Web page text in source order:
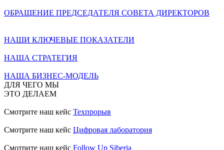
ОБРАЩЕНИЕ ПРЕДСЕДАТЕЛЯ СОВЕТА ДИРЕКТОРОВ
НАШИ КЛЮЧЕВЫЕ ПОКАЗАТЕЛИ
НАША СТРАТЕГИЯ
НАША БИЗНЕС-МОДЕЛЬ
ДЛЯ ЧЕГО МЫ
ЭТО ДЕЛАЕМ
Смотрите наш кейс Техпрорыв
Смотрите наш кейс Цифровая лаборатория
Смотрите наш кейс Follow Up Siberia